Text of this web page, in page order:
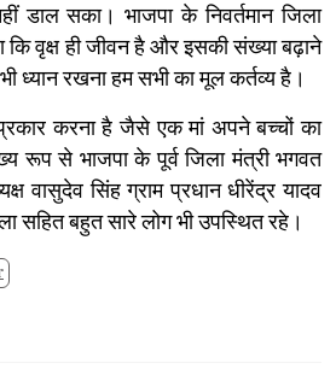
डाल सका। भाजपा के निवर्तमान जिला
कि वृक्ष ही जीवन है और इसकी संख्या बढ़ाने
ध्यान रखना हम सभी का मूल कर्तव्य है।
करना है जैसे एक मां अपने बच्चों का
रूप से भाजपा के पूर्व जिला मंत्री भगवत
वासुदेव सिंह ग्राम प्रधान धीरेंद्र यादव
सहित बहुत सारे लोग भी उपस्थित रहे।